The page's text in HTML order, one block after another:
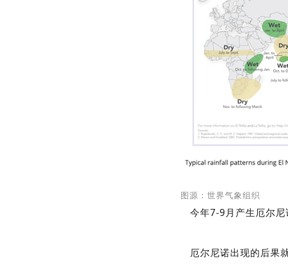
图源：世界气象组织
今年7-9月产生厄尔尼
厄尔尼诺出现的后果